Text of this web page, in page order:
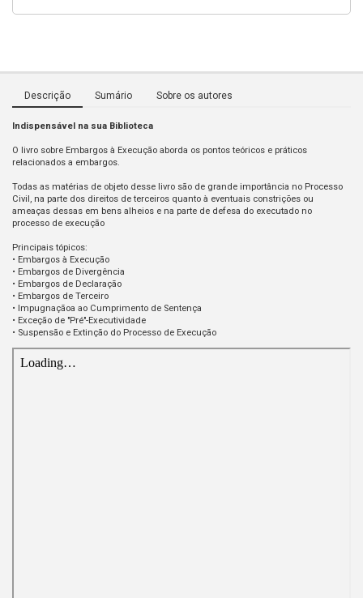
Descrição Sumário Sobre os autores
Indispensável na sua Biblioteca
O livro sobre Embargos à Execução aborda os pontos teóricos e práticos
relacionados a embargos.
Todas as matérias de objeto desse livro são de grande importância no Processo
Civil, na parte dos direitos de terceiros quanto à eventuais constrições ou
ameaças dessas em bens alheios e na parte de defesa do executado no
processo de execução
Principais tópicos:
• Embargos à Execução
• Embargos de Divergência
• Embargos de Declaração
• Embargos de Terceiro
• Impugnaçãoa ao Cumprimento de Sentença
• Exceção de "Pré"-Executividade
• Suspensão e Extinção do Processo de Execução